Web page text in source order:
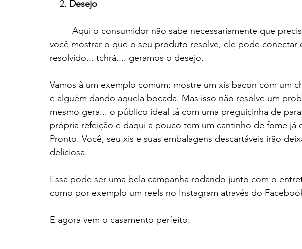
    2.
Desejo
você mostrar o que o seu produto resolve, ele pode conectar
resolvido... tchrã.... geramos o desejo.
Vamos à um exemplo comum: mostre um xis bacon com um
e alguém dando aquela bocada. Mas isso não resolve um
mesmo gera... o público ideal tá com uma preguicinha de
própria refeição e daqui a pouco tem um cantinho de fome já
Pronto. Você, seu xis e suas embalagens descartáveis irão
deliciosa.
Essa pode ser uma bela campanha rodando junto com o
como por exemplo um reels no Instagram através do
E agora vem o casamento perfeito: